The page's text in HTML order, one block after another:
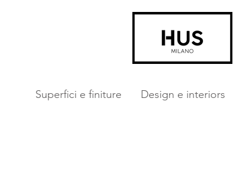
Superfici e finiture Design e interiors